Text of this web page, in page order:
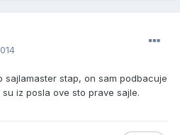
sajlamaster stap, on sam podbacuje
iz posla ove sto prave sajle.